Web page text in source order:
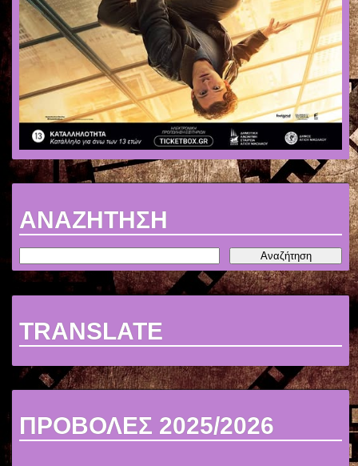
ΑΝΑΖΗΤΗΣΗ
TRANSLATE
ΠΡΟΒΟΛΕΣ 2025/2026